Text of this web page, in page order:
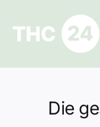
springen
Ratgeber
Hilfe und Kontakt
Die